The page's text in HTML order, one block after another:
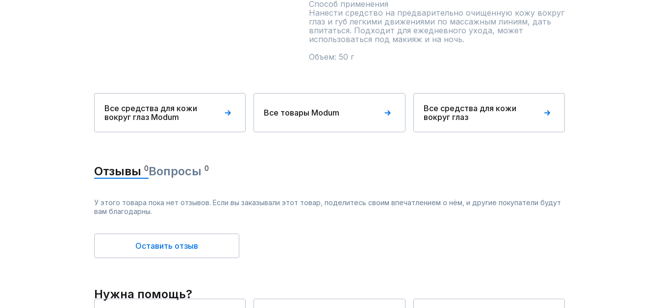
Способ применения
Нанести средство на предварительно очищенную кожу вокруг
глаз и губ легкими движениями по массажным линиям, дать
впитаться. Подходит для ежедневного ухода, может
использоваться под макияж и на ночь.
Объем: 50 г
Все средства для кожи
вокруг глаз Modum
Все товары Modum
Все средства для кожи
вокруг глаз
Отзывы 0Вопросы 0
У этого товара пока нет отзывов. Если вы заказывали этот товар, поделитесь своим впечатлением о нём, и другие покупатели будут
вам благодарны.
Оставить отзыв
Нужна помощь?